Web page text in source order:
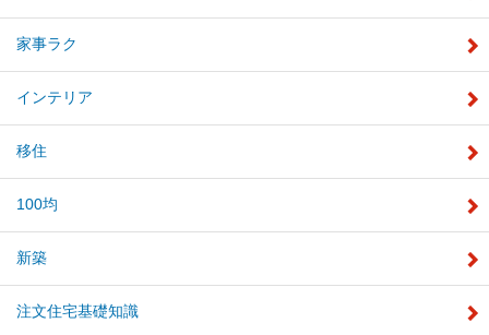
家事ラク
インテリア
移住
100均
新築
注文住宅基礎知識